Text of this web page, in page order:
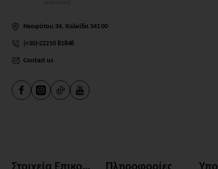
Νεοφύτου 34, Χαλκίδα 341 00
(+30)-22210 81848
Contact us
Στοιχεία Επικοινωνίας Πληροφορίες